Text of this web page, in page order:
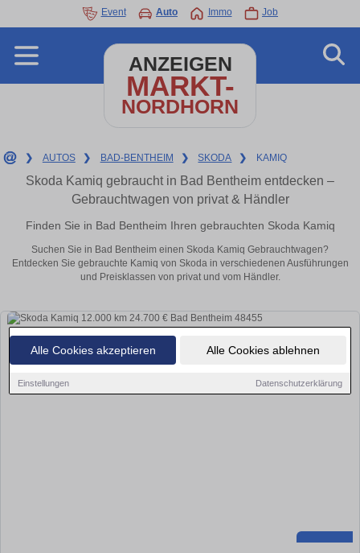
Alle Cookies akzeptieren Alle Cookies ablehnen
Einstellungen Datenschutzerklärung
Event Auto Immo Job
ANZEIGEN
MARKT-
NORDHORN
❯ AUTOS ❯ BAD-BENTHEIM ❯ SKODA ❯ KAMIQ
Skoda Kamiq gebraucht in Bad Bentheim entdecken –
Gebrauchtwagen von privat & Händler
Finden Sie in Bad Bentheim Ihren gebrauchten Skoda Kamiq
Suchen Sie in Bad Bentheim einen Skoda Kamiq Gebrauchtwagen?
Entdecken Sie gebrauchte Kamiq von Skoda in verschiedenen Ausführungen
und Preisklassen von privat und vom Händler.